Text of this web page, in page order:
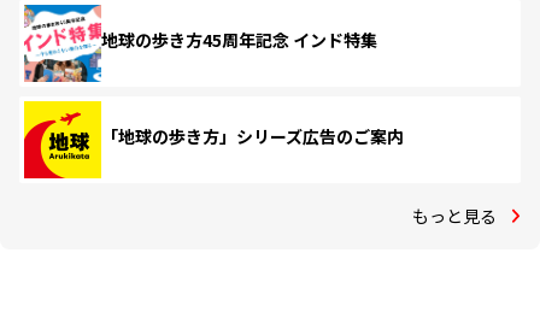
地球の歩き方45周年記念 インド特集
「地球の歩き方」シリーズ広告のご案内
もっと見る